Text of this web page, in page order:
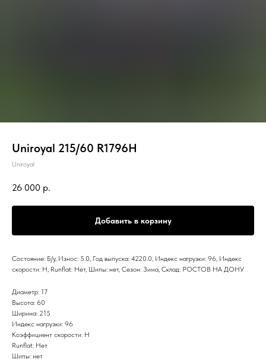
Uniroyal 215/60 R1796H
Uniroyal
26 000 р.
Добавить в корзину
Состояние: Б/у, Износ: 5.0, Год выпуска: 4220.0, Индекс нагрузки: 96, Индекс
скорости: H, Runflat: Нет, Шипы: нет, Сезон: Зима, Склад: РОСТОВ НА ДОНУ
Диаметр: 17
Высота: 60
Ширина: 215
Индекс нагрузки: 96
Коэффициент скорости: H
Runflat: Нет
Шипы: нет